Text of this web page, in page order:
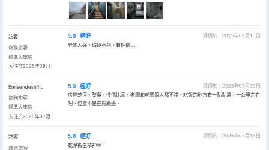
訪客
商務旅客
標準大床房
入住於2025年09月
5.0 極好
評價於：2025年09月15日
老闆人好，環境不錯，有性價比
Emisendeshihu
商務旅客
標準大床房
入住於2025年07月
5.0 極好
評價於：2025年07月30日
房間乾淨，整潔，性價比高，老闆和老闆娘人都不錯，吃飯的地方有一點點遠，一公里左右
吧，位置不是在馬路邊，
訪客
商務旅客
5.0 極好
評價於：2025年07月15日
乾淨衞生精神￼